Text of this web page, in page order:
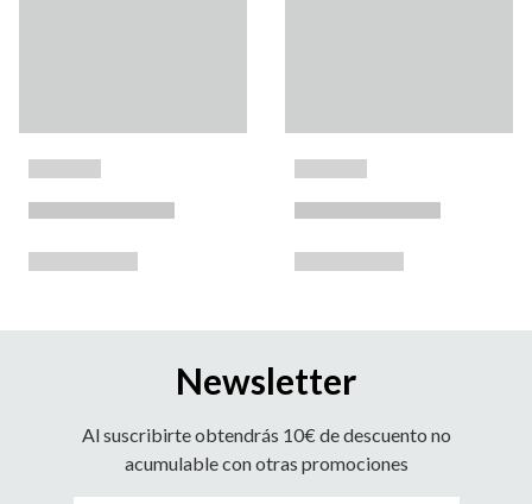
Newsletter
Al suscribirte obtendrás 10€ de descuento no
acumulable con otras promociones